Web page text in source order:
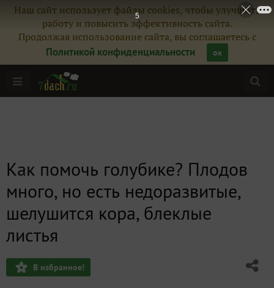
Наш сайт использует файлы cookies, чтобы улучшить
работу и повысить эффективность сайта.
Продолжая использование сайта, вы соглашаетесь с
Политикой конфиденциальности
ок
Как помочь голубике? Плодов
много, но есть недоразвитые,
шелушится кора, блеклые
листья
В избранное!
5